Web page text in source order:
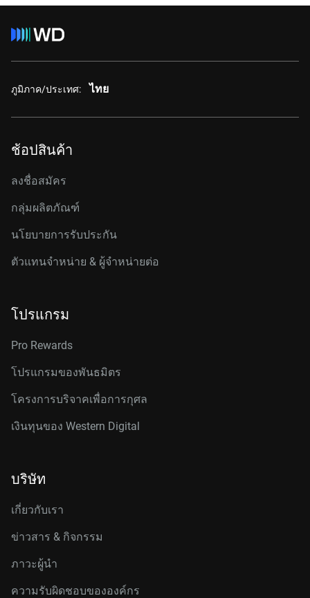
ภูมิภาค/ประเทศ: ไทย
ช้อปสินค้า
ลงชื่อสมัคร
กลุ่มผลิตภัณฑ์
นโยบายการรับประกัน
ตัวแทนจำหน่าย & ผู้จำหน่ายต่อ
โปรแกรม
Pro Rewards
โปรแกรมของพันธมิตร
โครงการบริจาคเพื่อการกุศล
เงินทุนของ Western Digital
บริษัท
เกี่ยวกับเรา
ข่าวสาร & กิจกรรม
ภาวะผู้นำ
ความรับผิดชอบขององค์กร